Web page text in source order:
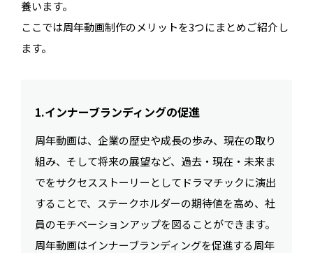
養います。
ここでは周年動画制作のメリットを3つにまとめご紹介し
ます。
1.インナーブランディングの促進
周年動画は、企業の歴史や成長の歩み、現在の取り
組み、そして将来の展望など、過去・現在・未来ま
でをサクセスストーリーとしてドラマチックに演出
することで、ステークホルダーの期待値を高め、社
員のモチベーションアップを図ることができます。
周年動画はインナーブランディングを促進する周年